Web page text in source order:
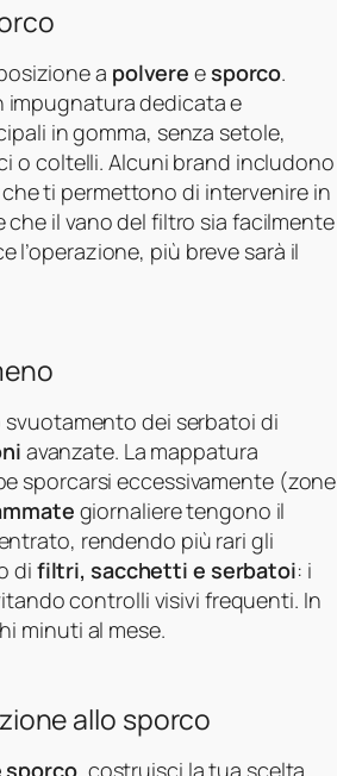
a polvere esporco.
impugnatura dedicata e
in gomma, senza setole,
o coltelli. Alcuni brand includono
ti permettono di intervenire in
il vano del filtro sia facilmente
l’operazione, più breve sarà il
dei serbatoi di
avanzate. La mappatura
sporcarsi eccessivamente (zone
giornaliere tengono il
rendendo più rari gli
di filtri, sacchetti e serbatoi: i
controlli visivi frequenti. In
minuti al mese.
allo sporco
sporco, costruisci la tua scelta